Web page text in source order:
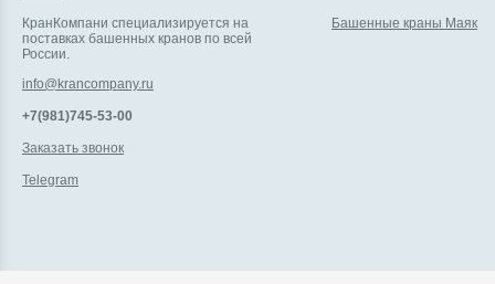
КранКомпани специализируется на
поставках башенных кранов по всей
России.
info@krancompany.ru
+7(981)745-53-00
Заказать звонок
Telegram
Башенные краны Маяк